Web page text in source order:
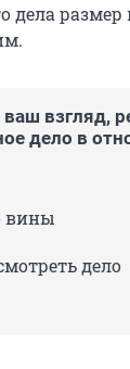
дела
взгляд,
дело в
вины
дело